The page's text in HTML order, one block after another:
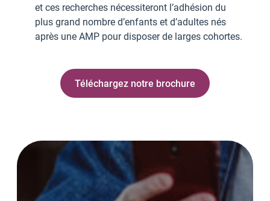
et ces recherches nécessiteront l’adhésion du
plus grand nombre d’enfants et d’adultes nés
après une AMP pour disposer de larges cohortes.
Téléchargez notre brochure